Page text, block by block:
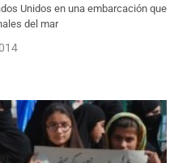
Unidos en una embarcación que
del mar